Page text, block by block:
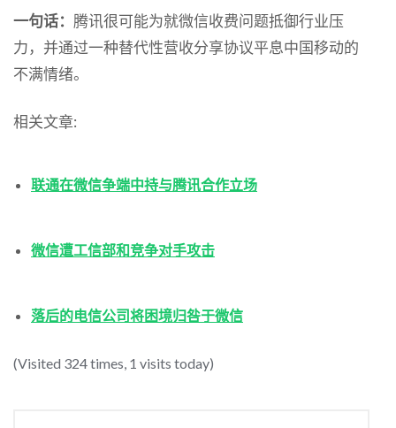
一句话： 腾讯很可能为就微信收费问题抵御行业压
力，并通过一种替代性营收分享协议平息中国移动的
不满情绪。
相关文章:
联通在微信争端中持与腾讯合作立场
微信遭工信部和竞争对手攻击
落后的电信公司将困境归咎于微信
(Visited 324 times, 1 visits today)